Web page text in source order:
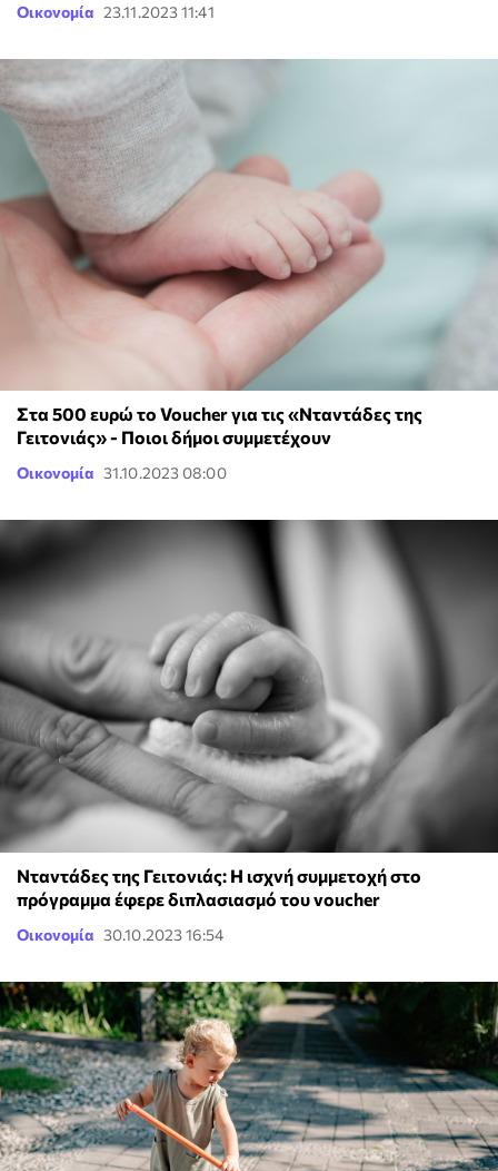
Οικονομία 23.11.2023 11:41
Στα 500 ευρώ το Voucher για τις «Νταντάδες της
Γειτονιάς» - Ποιοι δήμοι συμμετέχουν
Οικονομία 31.10.2023 08:00
Νταντάδες της Γειτονιάς: Η ισχνή συμμετοχή στο
πρόγραμμα έφερε διπλασιασμό του voucher
Οικονομία 30.10.2023 16:54